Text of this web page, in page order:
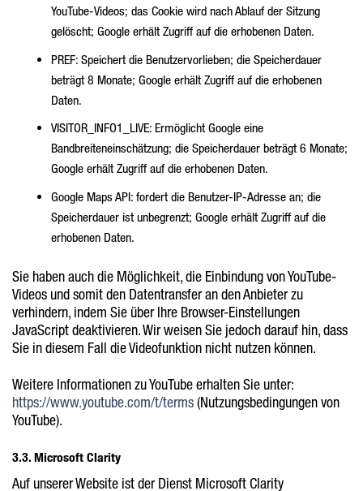
YouTube-Videos; das Cookie wird nach Ablauf der Sitzung
gelöscht; Google erhält Zugriff auf die erhobenen Daten.
PREF: Speichert die Benutzervorlieben; die Speicherdauer
beträgt 8 Monate; Google erhält Zugriff auf die erhobenen
Daten.
VISITOR_INFO1_LIVE: Ermöglicht Google eine
Bandbreiteneinschätzung; die Speicherdauer beträgt 6 Monate;
Google erhält Zugriff auf die erhobenen Daten.
Google Maps API: fordert die Benutzer-IP-Adresse an; die
Speicherdauer ist unbegrenzt; Google erhält Zugriff auf die
erhobenen Daten.
Sie haben auch die Möglichkeit, die Einbindung von YouTube-
Videos und somit den Datentransfer an den Anbieter zu
verhindern, indem Sie über Ihre Browser-Einstellungen
JavaScript deaktivieren. Wir weisen Sie jedoch darauf hin, dass
Sie in diesem Fall die Videofunktion nicht nutzen können.
Weitere Informationen zu YouTube erhalten Sie unter:
https://www.youtube.com/t/terms(Nutzungsbedingungen von
YouTube).
3.3. Microsoft Clarity
Auf unserer Website ist der Dienst Microsoft Clarity